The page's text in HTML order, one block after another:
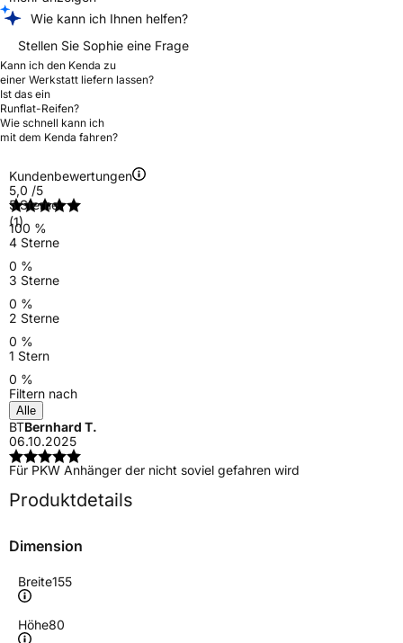
Wie kann ich Ihnen helfen?
Stellen Sie Sophie eine Frage
Kann ich den Kenda zu
einer Werkstatt liefern lassen?
Ist das ein
Runflat-Reifen?
Wie schnell kann ich
mit dem Kenda fahren?
Kundenbewertungen
5,0 /5
(1)
5 Sterne
100 %
4 Sterne
0 %
3 Sterne
0 %
2 Sterne
0 %
1 Stern
0 %
Filtern nach
Alle
BTBernhard T.
06.10.2025
Für PKW Anhänger der nicht soviel gefahren wird
Produktdetails
Dimension
Breite155
Höhe80